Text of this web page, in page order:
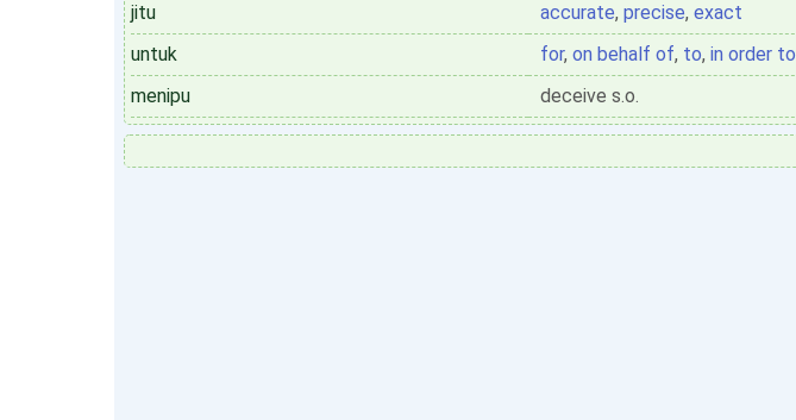
jitu
accurate, precise, exact
untuk
for, on behalf of, to, in order to
menipu
deceive s.o.